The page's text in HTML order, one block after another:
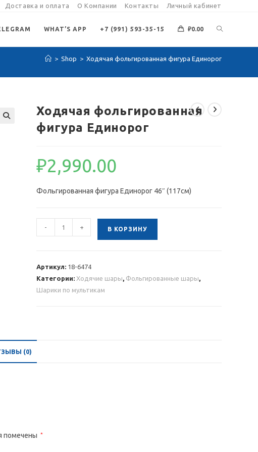
Доставка и оплата О Компании Контакты Личный кабинет
WHAT’S APP +7 (991) 593-35-15 ₽0.00
ПОИСК
> Shop > Ходячая фольгированная фигура Единорог
Ходячая фольгированная
фигура Единорог
₽2,990.00
Фольгированная фигура Единорог 46″ (117см)
Количество
товара
Единорог
- + В КОРЗИНУ
Артикул: 18-6474
Категории: Ходячие шары, Фольгированные шары,
Шарики по мультикам
(0)
помечены *